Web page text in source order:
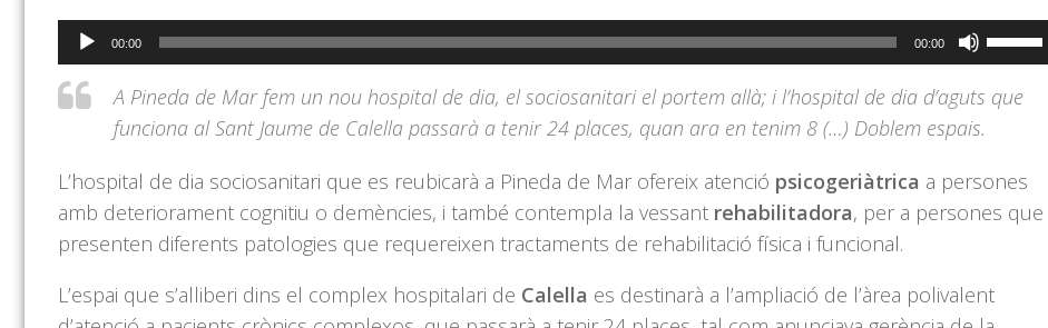
Reproductor
d'àudio
00:00 00:00
Feu
servir
les
fletxa
cap
avall
A Pineda de Mar fem un nou hospital de dia, el sociosanitari el portem allà; i l’hospital de dia d’aguts que
funciona al Sant Jaume de Calella passarà a tenir 24 places, quan ara en tenim 8 (…) Doblem espais.
L’hospital de dia sociosanitari que es reubicarà a Pineda de Mar ofereix atenció psicogeriàtrica a persones
amb deteriorament cognitiu o demències, i també contempla la vessant rehabilitadora, per a persones que
presenten diferents patologies que requereixen tractaments de rehabilitació física i funcional.
L’espai que s’alliberi dins el complex hospitalari de Calella es destinarà a l’ampliació de l’àrea polivalent